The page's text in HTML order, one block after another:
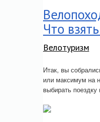
Что
Велотуризм
Итак, вы
или максимум на
выбирать